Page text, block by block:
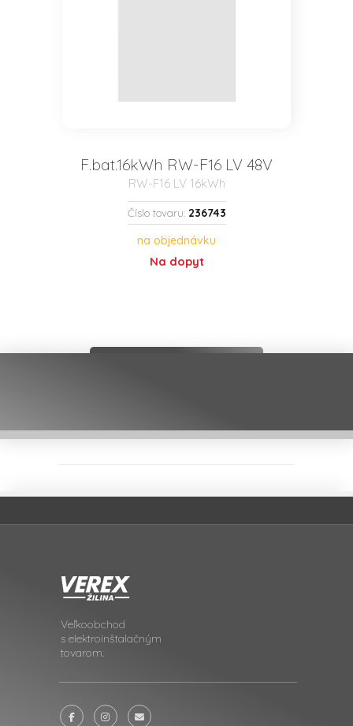
F.bat.16kWh RW-F16 LV 48V
RW-F16 LV 16kWh
Číslo tovaru: 236743
na objednávku
Na dopyt
Veľkoobchod
s elektroinštalačným
tovarom.